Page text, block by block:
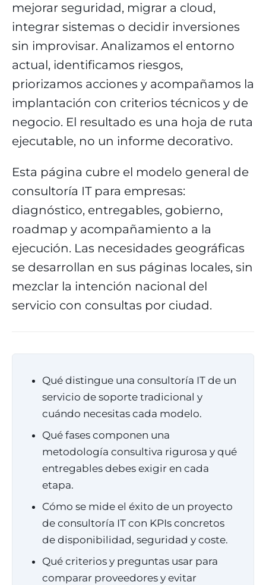
mejorar seguridad, migrar a cloud,
integrar sistemas o decidir inversiones
sin improvisar. Analizamos el entorno
actual, identificamos riesgos,
priorizamos acciones y acompañamos la
implantación con criterios técnicos y de
negocio. El resultado es una hoja de ruta
ejecutable, no un informe decorativo.
Esta página cubre el modelo general de
consultoría IT para empresas:
diagnóstico, entregables, gobierno,
roadmap y acompañamiento a la
ejecución. Las necesidades geográficas
se desarrollan en sus páginas locales, sin
mezclar la intención nacional del
servicio con consultas por ciudad.
Qué distingue una consultoría IT de un
servicio de soporte tradicional y
cuándo necesitas cada modelo.
Qué fases componen una
metodología consultiva rigurosa y qué
entregables debes exigir en cada
etapa.
Cómo se mide el éxito de un proyecto
de consultoría IT con KPIs concretos
de disponibilidad, seguridad y coste.
Qué criterios y preguntas usar para
comparar proveedores y evitar